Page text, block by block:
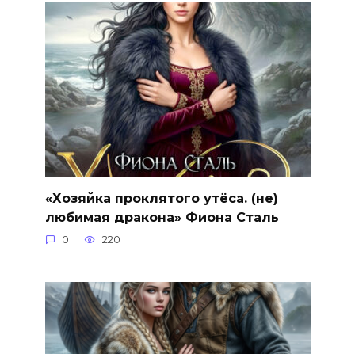
«Хозяйка проклятого утёса. (не)
любимая дракона» Фиона Сталь
0 220